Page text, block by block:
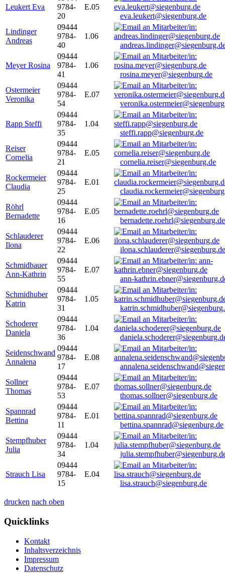
Leukert Eva
9784-
20
E.05
eva.leukert@siegenburg.de
Lindinger
Andreas
09444
9784-
40
1.06
Meyer Rosina
09444
9784-
41
1.06
rosina.meyer@siegenburg.de
Ostermeier
Veronika
09444
9784-
54
E.07
Rapp Steffi
09444
9784-
35
1.04
steffi.rapp@siegenburg.de
Reiser
Cornelia
09444
9784-
21
E.05
cornelia.reiser@siegenburg.de
Rockermeier
Claudia
09444
9784-
25
E.01
Röhrl
Bernadette
09444
9784-
16
E.05
bernadette.roehrl@siegenburg.de
Schlauderer
Ilona
09444
9784-
22
E.06
ilona.schlauderer@siegenburg.de
Schmidbauer
Ann-Kathrin
09444
9784-
55
E.07
ann-
Schmidhuber
Katrin
09444
9784-
31
1.05
Schoderer
Daniela
09444
9784-
36
1.04
Seidenschwand
Annalena
09444
9784-
17
E.08
Sollner
Thomas
09444
9784-
53
E.07
thomas.sollner@siegenburg.de
Spannrad
Bettina
09444
9784-
11
E.01
bettina.spannrad@siegenburg.de
Stempfhuber
Julia
09444
9784-
34
1.04
Strauch Lisa
09444
9784-
15
E.04
lisa.strauch@siegenburg.de
drucken nach oben
Quicklinks
Kontakt
Inhaltsverzeichnis
Impressum
Datenschutz